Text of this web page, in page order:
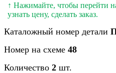
↑ Нажимайте, чтобы перейти
узнать цену, сделать заказ.
Каталожный номер детали
Номер на схеме 48
Количество 2 шт.